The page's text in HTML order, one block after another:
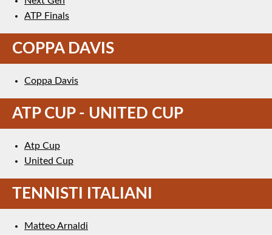
ATP Finals
COPPA DAVIS
Coppa Davis
ATP CUP - UNITED CUP
Atp Cup
United Cup
TENNISTI ITALIANI
Matteo Arnaldi